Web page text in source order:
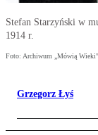
Stefan Starzyński w
1914 r.
Foto: Archiwum „Mówią Wieki"
Grzegorz Łyś